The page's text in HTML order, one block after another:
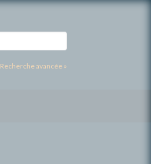
Recherche avancée »